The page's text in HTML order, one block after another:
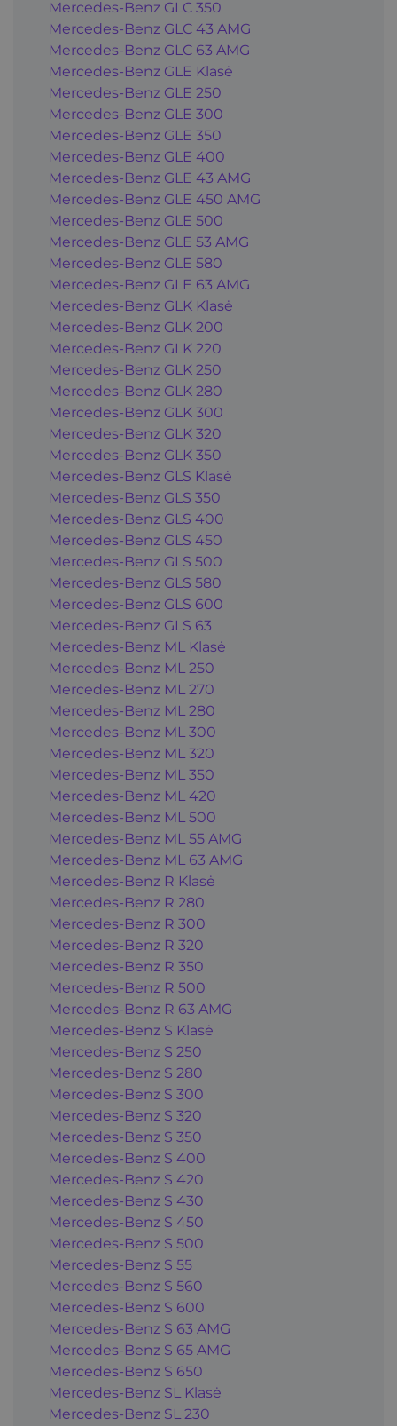
Mercedes-Benz GLC 350
Mercedes-Benz GLC 43 AMG
Mercedes-Benz GLC 63 AMG
Mercedes-Benz GLE Klasė
Mercedes-Benz GLE 250
Mercedes-Benz GLE 300
Mercedes-Benz GLE 350
Mercedes-Benz GLE 400
Mercedes-Benz GLE 43 AMG
Mercedes-Benz GLE 450 AMG
Mercedes-Benz GLE 500
Mercedes-Benz GLE 53 AMG
Mercedes-Benz GLE 580
Mercedes-Benz GLE 63 AMG
Mercedes-Benz GLK Klasė
Mercedes-Benz GLK 200
Mercedes-Benz GLK 220
Mercedes-Benz GLK 250
Mercedes-Benz GLK 280
Mercedes-Benz GLK 300
Mercedes-Benz GLK 320
Mercedes-Benz GLK 350
Mercedes-Benz GLS Klasė
Mercedes-Benz GLS 350
Mercedes-Benz GLS 400
Mercedes-Benz GLS 450
Mercedes-Benz GLS 500
Mercedes-Benz GLS 580
Mercedes-Benz GLS 600
Mercedes-Benz GLS 63
Mercedes-Benz ML Klasė
Mercedes-Benz ML 250
Mercedes-Benz ML 270
Mercedes-Benz ML 280
Mercedes-Benz ML 300
Mercedes-Benz ML 320
Mercedes-Benz ML 350
Mercedes-Benz ML 420
Mercedes-Benz ML 500
Mercedes-Benz ML 55 AMG
Mercedes-Benz ML 63 AMG
Mercedes-Benz R Klasė
Mercedes-Benz R 280
Mercedes-Benz R 300
Mercedes-Benz R 320
Mercedes-Benz R 350
Mercedes-Benz R 500
Mercedes-Benz R 63 AMG
Mercedes-Benz S Klasė
Mercedes-Benz S 250
Mercedes-Benz S 280
Mercedes-Benz S 300
Mercedes-Benz S 320
Mercedes-Benz S 350
Mercedes-Benz S 400
Mercedes-Benz S 420
Mercedes-Benz S 430
Mercedes-Benz S 450
Mercedes-Benz S 500
Mercedes-Benz S 55
Mercedes-Benz S 560
Mercedes-Benz S 600
Mercedes-Benz S 63 AMG
Mercedes-Benz S 65 AMG
Mercedes-Benz S 650
Mercedes-Benz SL Klasė
Mercedes-Benz SL 230